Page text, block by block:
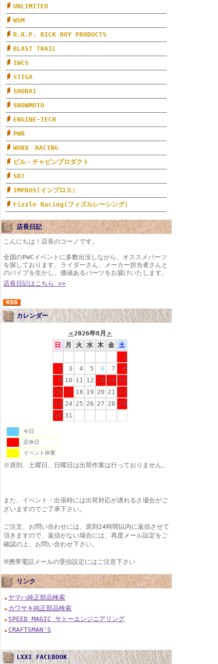
UNLIMITED
WSM
R.R.P. RICK ROY PRODUCTS
BLAST TRAIL
IWCS
STIGA
SHORAI
SNOWMOTO
ENGINE-TECH
PWR
WORX RACING
ビル・チャピンプロダクト
SBT
IMPROS(インプロス）
Fizzle Racing(フィズルレーシング）
店長日記
こんにちは！店長のコーノです。
全国のPWCイベントに多数出没しながら、オススメパーツ
を探しております。ライダーさん、メーカー担当者さんと
のパイプを生かし、価値あるパーツをお届けいたします。
店長日記はこちら >>
カレンダー
＜2026年8月 ＞
日
月 火 水 木 金 土
1
2
3 4 5 6 7
8
9 10 11 12 13 14 15
16 17 18 19 20 21 22
23 24 25 26 27 28 29
30 31
今日
定休日
イベント休業
※原則、土曜日、日曜日は出荷作業は行っておりません。
また、イベント・出張時には出荷対応が遅れるさ場合がご
ざいますのでご了承下さい。
ご注文、お問い合わせには、原則24時間以内に返信させて
頂きますので、返信がない場合には、再度メール設定をご
確認の上、お問い合わせ下さい。
※携帯電話メールの受信設定にはご注意下さい
リンク
ヤマハ純正部品検索
カワサキ純正部品検索
SPEED MAGIC サトーエンジニアリング
CRAFTSMAN'S
LXXI FACEBOOK